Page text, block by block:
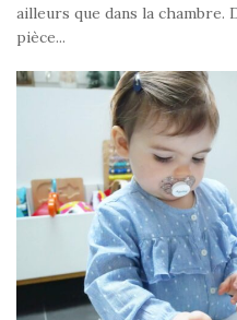
ailleurs que dans la chambre.
pièce...